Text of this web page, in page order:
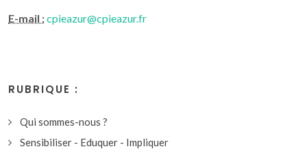
E-mail :cpieazur@cpieazur.fr
RUBRIQUE :
Qui sommes-nous ?
Sensibiliser - Eduquer - Impliquer